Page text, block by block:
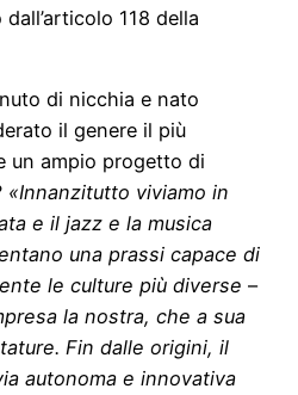
118 della
di nicchia e nato
il genere il più
un ampio progetto di
«Innanzitutto viviamo in
e il jazz e la musica
una prassi capace di
le culture più diverse –
la nostra, che a sua
Fin dalle origini, il
autonoma e innovativa